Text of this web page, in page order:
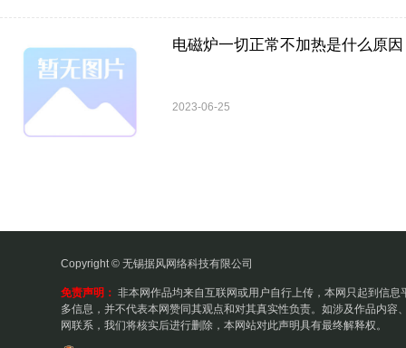
电磁炉一切正常不加热是什么原
2023-06-25
Copyright © 无锡据风网络科技有限公司
免责声明： 非本网作品均来自互联网或用户自行上传，本网只起到信息
多信息，并不代表本网赞同其观点和对其真实性负责。如涉及作品内容
网联系，我们将核实后进行删除，本网站对此声明具有最终解释权。